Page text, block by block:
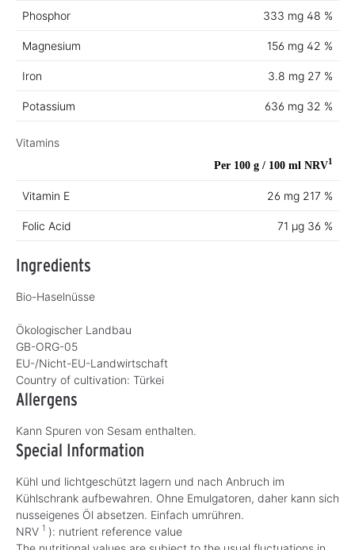
Phosphor 333 mg 48 %
Magnesium 156 mg 42 %
Iron 3.8 mg 27 %
Potassium 636 mg 32 %
Vitamins
Per 100 g / 100 ml NRV1
Vitamin E 26 mg 217 %
Folic Acid 71 µg 36 %
Ingredients
Bio-Haselnüsse
Ökologischer Landbau
GB-ORG-05
EU-/Nicht-EU-Landwirtschaft
Country of cultivation: Türkei
Allergens
Kann Spuren von Sesam enthalten.
Special Information
Kühl und lichtgeschützt lagern und nach Anbruch im
Kühlschrank aufbewahren. Ohne Emulgatoren, daher kann sich
nusseigenes Öl absetzen. Einfach umrühren.
NRV 1 ): nutrient reference value